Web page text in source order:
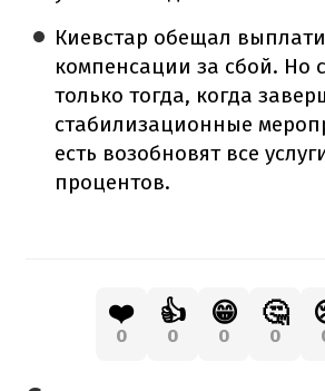
Киевстар обещал
компенсации за сбой. Но
только тогда, когда
стабилизационные
есть возобновят все
процентов.
❤️
0
👍
0
😁
0
🤔
0